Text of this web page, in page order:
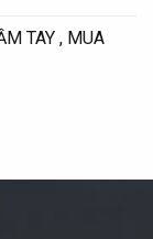
TAY , MUA